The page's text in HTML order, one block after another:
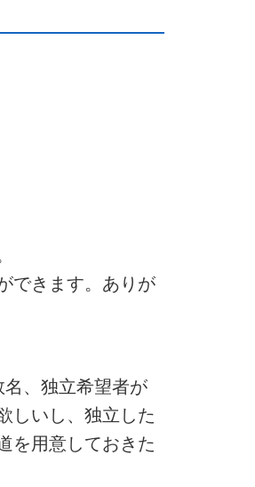
できます。ありが
、独立希望者が
しいし、独立した
を用意しておきた